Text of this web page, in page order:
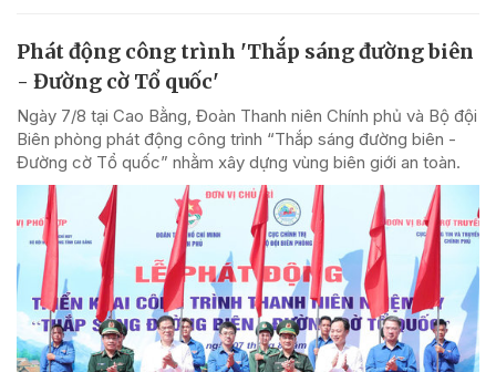
Phát động công trình 'Thắp sáng đường biên
- Đường cờ Tổ quốc'
Ngày 7/8 tại Cao Bằng, Đoàn Thanh niên Chính phủ và Bộ đội
Biên phòng phát động công trình “Thắp sáng đường biên -
Đường cờ Tổ quốc” nhằm xây dựng vùng biên giới an toàn.